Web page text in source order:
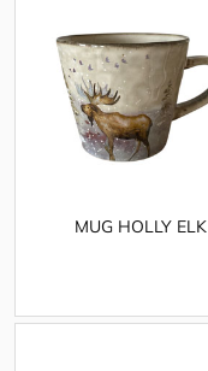
MUG HOLLY ELK